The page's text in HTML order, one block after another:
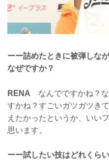
ーー詰めたときに被弾しな
なぜですか？
RENA なんでですかね？
すかね？すごいガツガツき
えたかったというか、いい
思います。
ーー試したい技はどれくら